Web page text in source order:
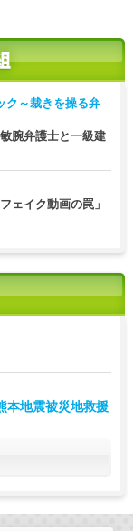
ク～裁きを操る弁
腕弁護士と一級建
ェイク動画の罠」
本地震被災地救援